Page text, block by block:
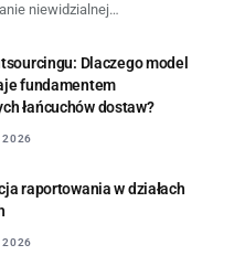
niewidzialnej…
Dlaczego model
fundamentem
łańcuchów dostaw?
2026
raportowania w działach
2026